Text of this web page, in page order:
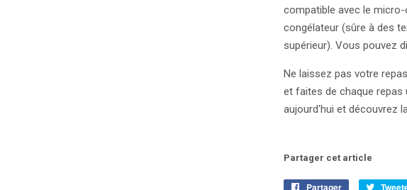
compatible avec le
congélateur (sûre à des
supérieur). Vous pouvez
Ne laissez pas votre
et faites de chaque repas
aujourd'hui et découvrez
Partager cet article
Partager
Partager